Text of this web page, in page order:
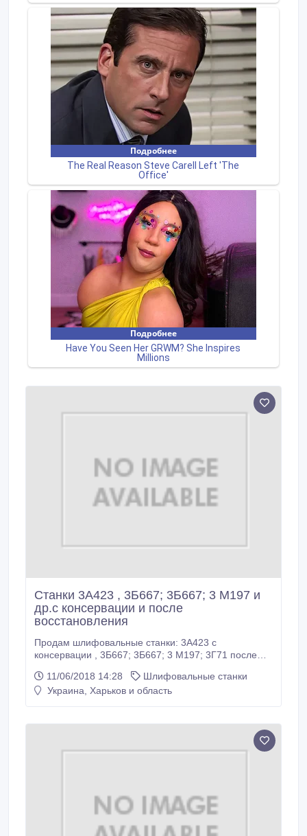
Станки 3А423 , 3Б667; 3Б667; 3 М197 и
др.с консервации и после
восстановления
Продам шлифовальные станки: 3А423 с
консервации , 3Б667; 3Б667; 3 М197; 3Г71 после
3К225, 3К227, 3Е184, 3М198, 3Б724, 3М182, и др в
наличии и под заказ т 050-400-92-29, 057-751-67-
11/06/2018 14:28
Шлифовальные станки
Украина, Харьков и область